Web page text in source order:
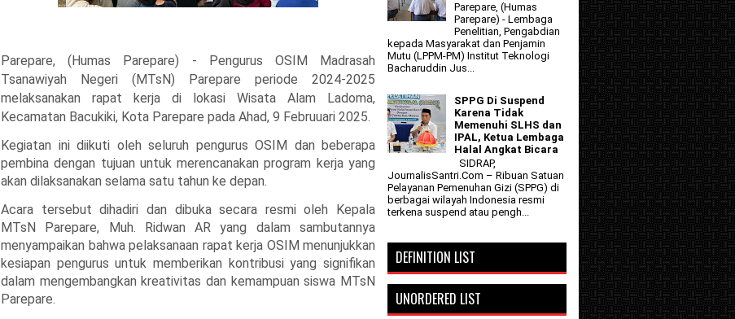
Parepare, (Humas Parepare) - Pengurus OSIM Madrasah
Tsanawiyah Negeri (MTsN) Parepare periode 2024-2025
melaksanakan rapat kerja di lokasi Wisata Alam Ladoma,
Kecamatan Bacukiki, Kota Parepare pada Ahad, 9 Februuari 2025.
Kegiatan ini diikuti oleh seluruh pengurus OSIM dan beberapa
pembina dengan tujuan untuk merencanakan program kerja yang
akan dilaksanakan selama satu tahun ke depan.
Acara tersebut dihadiri dan dibuka secara resmi oleh Kepala
MTsN Parepare, Muh. Ridwan AR yang dalam sambutannya
menyampaikan bahwa pelaksanaan rapat kerja OSIM menunjukkan
kesiapan pengurus untuk memberikan kontribusi yang signifikan
dalam mengembangkan kreativitas dan kemampuan siswa MTsN
Parepare.
Parepare, (Humas
Parepare) - Lembaga
Penelitian, Pengabdian
kepada Masyarakat dan Penjamin
Mutu (LPPM-PM) Institut Teknologi
Bacharuddin Jus...
SPPG Di Suspend
Karena Tidak
Memenuhi SLHS dan
IPAL, Ketua Lembaga
Halal Angkat Bicara
SIDRAP,
JournalisSantri.Com – Ribuan Satuan
Pelayanan Pemenuhan Gizi (SPPG) di
berbagai wilayah Indonesia resmi
terkena suspend atau pengh...
DEFINITION LIST
UNORDERED LIST